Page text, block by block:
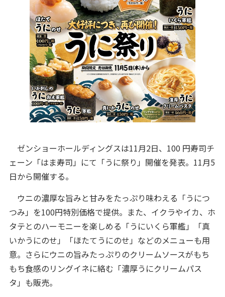
ゼンショーホールディングスは11月2日、100 円寿司チ
ェーン「はま寿司」にて「うに祭り」開催を発表。11月5
日から開催する。
ウニの濃厚な旨みと甘みをたっぷり味わえる「うにつ
つみ」を100円特別価格で提供。また、イクラやイカ、ホ
タテとのハーモニーを楽しめる「うにいくら軍艦」「真
いかうにのせ」「ほたてうにのせ」などのメニューも用
意。さらにウニの旨みたっぷりのクリームソースがもち
もち食感のリングイネに絡む「濃厚うにクリームパス
タ」も販売。